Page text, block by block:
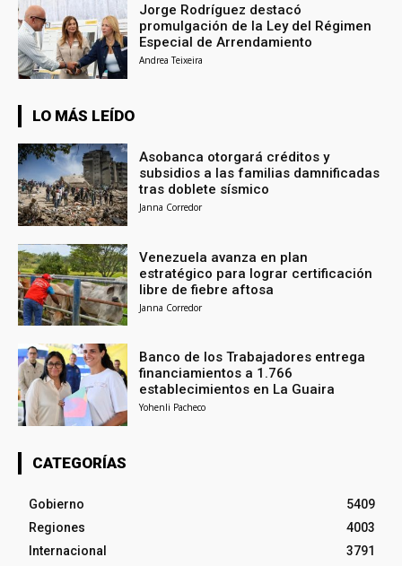
Jorge Rodríguez destacó
promulgación de la Ley del Régimen
Especial de Arrendamiento
Andrea Teixeira
LO MÁS LEÍDO
Asobanca otorgará créditos y
subsidios a las familias damnificadas
tras doblete sísmico
Janna Corredor
Venezuela avanza en plan
estratégico para lograr certificación
libre de fiebre aftosa
Janna Corredor
Banco de los Trabajadores entrega
financiamientos a 1.766
establecimientos en La Guaira
Yohenli Pacheco
CATEGORÍAS
Gobierno
5409
Regiones
4003
Internacional
3791